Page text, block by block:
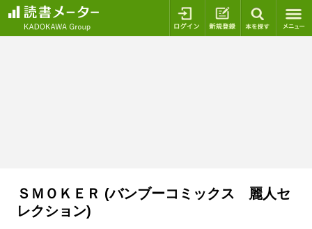
ログイン 新規登録
ＳＭＯＫＥＲ (バンブーコミックス 麗人セ
レクション)